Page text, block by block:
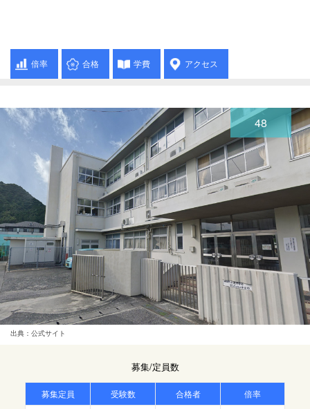
倍率 合格 学費 アクセス
48
出典：公式サイト
募集/定員数
募集定員 受験数 合格者 倍率